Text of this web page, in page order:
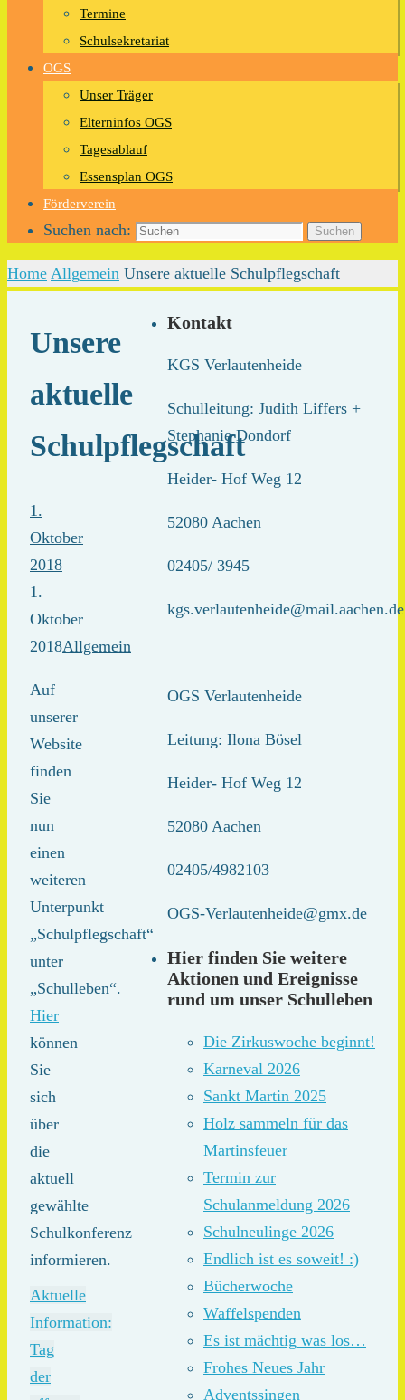
Termine
Schulsekretariat
OGS
Unser Träger
Elterninfos OGS
Tagesablauf
Essensplan OGS
Förderverein
Suchen nach: Suchen
Home Allgemein Unsere aktuelle Schulpflegschaft
Unsere
aktuelle
Schulpflegschaft
1.
Oktober
2018
1.
Oktober
2018Allgemein
Auf
unserer
Website
finden
Sie
nun
einen
weiteren
Unterpunkt
„Schulpflegschaft“
unter
„Schulleben“.
Hier
können
Sie
sich
über
die
aktuell
gewählte
Schulkonferenz
informieren.
Aktuelle
Information:
Tag
der
Kontakt
KGS Verlautenheide
Schulleitung: Judith Liffers +
Stephanie Dondorf
Heider- Hof Weg 12
52080 Aachen
02405/ 3945
kgs.verlautenheide@mail.aachen.de
OGS Verlautenheide
Leitung: Ilona Bösel
Heider- Hof Weg 12
52080 Aachen
02405/4982103
OGS-Verlautenheide@gmx.de
Hier finden Sie weitere
Aktionen und Ereignisse
rund um unser Schulleben
Die Zirkuswoche beginnt!
Karneval 2026
Sankt Martin 2025
Holz sammeln für das
Martinsfeuer
Termin zur
Schulanmeldung 2026
Schulneulinge 2026
Endlich ist es soweit! :)
Bücherwoche
Waffelspenden
Es ist mächtig was los…
Frohes Neues Jahr
Adventssingen